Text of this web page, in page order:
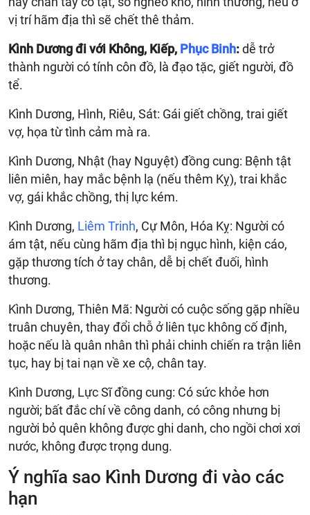
vị trí hãm địa thì sẽ chết thê thảm.
Kình Dương đi với Không, Kiếp, Phục Binh:dễ trở
thành người có tính côn đồ, là đạo tặc, giết người, đồ
tể.
Kình Dương, Hình, Riêu, Sát: Gái giết chồng, trai giết
vợ, họa từ tình cảm mà ra.
Kình Dương, Nhật (hay Nguyệt) đồng cung: Bệnh tật
liên miên, hay mắc bệnh lạ (nếu thêm Kỵ), trai khắc
vợ, gái khắc chồng, thị lực kém.
Kình Dương, Liêm Trinh, Cự Môn, Hóa Kỵ: Người có
ám tật, nếu cùng hãm địa thì bị ngục hình, kiện cáo,
gặp thương tích ở tay chân, dễ bị chết đuối, hình
thương.
Kình Dương, Thiên Mã: Người có cuộc sống gặp nhiều
truân chuyên, thay đổi chỗ ở liên tục không cố định,
hoặc nếu là quân nhân thì phải chinh chiến ra trận liên
tục, hay bị tai nạn về xe cộ, chân tay.
Kình Dương, Lực Sĩ đồng cung: Có sức khỏe hơn
người; bất đắc chí về công danh, có công nhưng bị
người bỏ quên không được ghi danh, cho ngồi chơi xơi
nước, không được trọng dung.
Ý nghĩa sao Kình Dương đi vào các
hạn